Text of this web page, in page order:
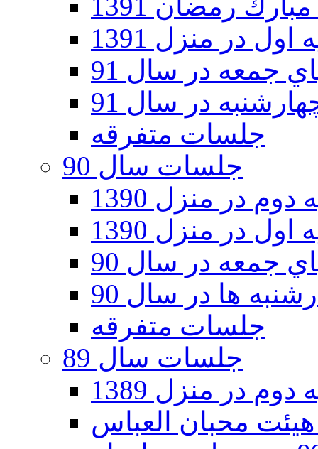
در منزل 1391
جمعه در سال 91
در سال 91
جلسات متفرقه
جلسات سال 90
در منزل 1390
در منزل 1390
جمعه در سال 90
ها در سال 90
جلسات متفرقه
جلسات سال 89
در منزل 1389